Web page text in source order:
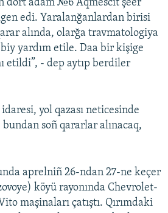
dört adam №6 Aqmescit şeer
edi. Yaralanğanlardan birisi
alında, olarğa travmatologiya
yardım etile. Daa bir kişige
etildi”, - dep aytıp berdiler
yol qazası neticesinde
soñ qararlar alınacaq,
aprelniñ 26-ndan 27-ne keçer
köyü rayonında Chevrolet-
maşinaları çatıştı. Qırımdaki